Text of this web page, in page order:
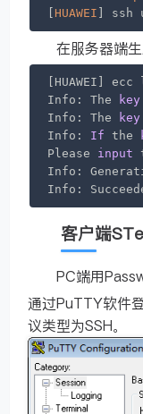
HUAWEI ] ssh
在服务器端生
[HUAWEI]
Info: The
key
Info: The
key
Info: If the
Please input
Info:
Info:
客户端
PC端用
通过PuTTY软件
议类型为SSH。